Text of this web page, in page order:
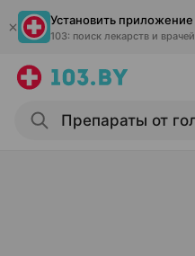
Установить приложение
103: поиск лекарств и врачей